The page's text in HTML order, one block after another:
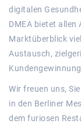
digitalen
DMEA bietet allen
Marktüberblick
Austausch,
Wir freuen uns,
in den Berliner
dem furiosen